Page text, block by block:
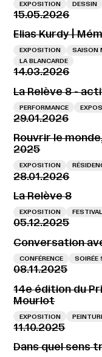
EXPOSITION DESSIN
15.05.2026
Elias Kurdy |
EXPOSITION SAISON
LA BLANCARDE
14.03.2026
La Relève 8 -
PERFORMANCE
29.01.2026
Rouvrir le
2025
EXPOSITION
28.01.2026
La Relève 8
EXPOSITION
05.12.2025
Conversation
CONFÉRENCE SOIRÉE
08.11.2025
14e édition du
Mourlot
EXPOSITION
11.10.2025
Dans quel sens